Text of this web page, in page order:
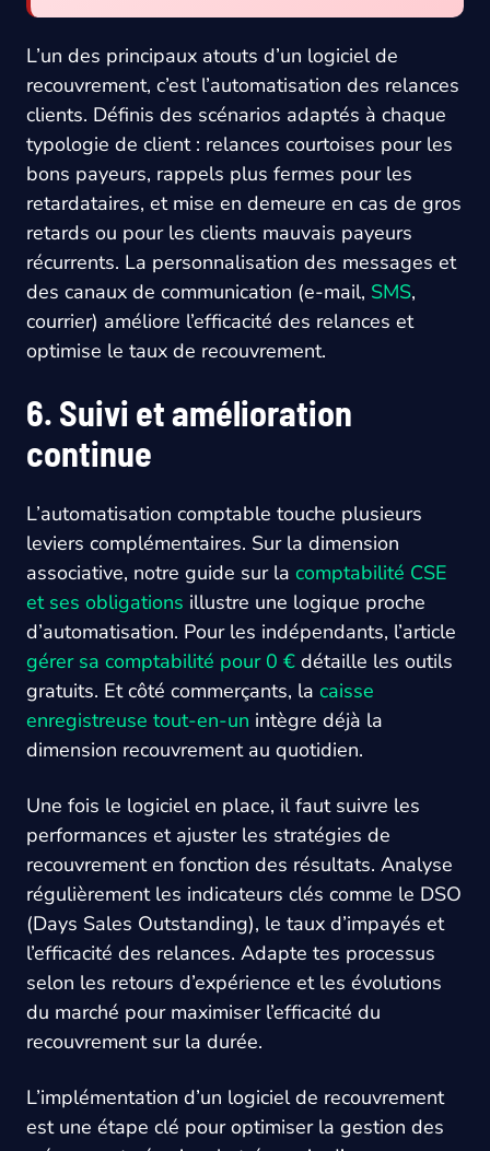
L’un des principaux atouts d’un logiciel de
recouvrement, c’est l’automatisation des relances
clients. Définis des scénarios adaptés à chaque
typologie de client : relances courtoises pour les
bons payeurs, rappels plus fermes pour les
retardataires, et mise en demeure en cas de gros
retards ou pour les clients mauvais payeurs
récurrents. La personnalisation des messages et
des canaux de communication (e-mail, SMS,
courrier) améliore l’efficacité des relances et
optimise le taux de recouvrement.
6. Suivi et amélioration
continue
L’automatisation comptable touche plusieurs
leviers complémentaires. Sur la dimension
associative, notre guide sur la comptabilité CSE
et ses obligations illustre une logique proche
d’automatisation. Pour les indépendants, l’article
gérer sa comptabilité pour 0 € détaille les outils
gratuits. Et côté commerçants, la caisse
enregistreuse tout-en-un intègre déjà la
dimension recouvrement au quotidien.
Une fois le logiciel en place, il faut suivre les
performances et ajuster les stratégies de
recouvrement en fonction des résultats. Analyse
régulièrement les indicateurs clés comme le DSO
(Days Sales Outstanding), le taux d’impayés et
l’efficacité des relances. Adapte tes processus
selon les retours d’expérience et les évolutions
du marché pour maximiser l’efficacité du
recouvrement sur la durée.
L’implémentation d’un logiciel de recouvrement
est une étape clé pour optimiser la gestion des